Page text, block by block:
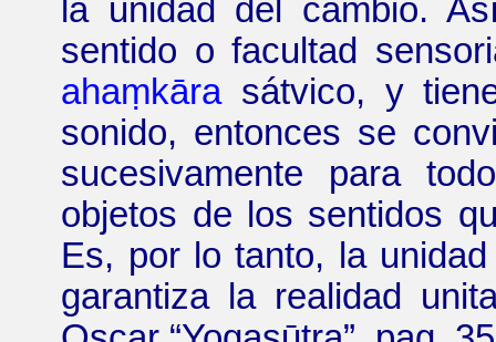
la unidad del cambio.
sentido o facultad
ahaṃkārasátvico, y
sonido, entonces se
sucesivamente para
objetos de los sentidos
Es, por lo tanto, la
garantiza la realidad